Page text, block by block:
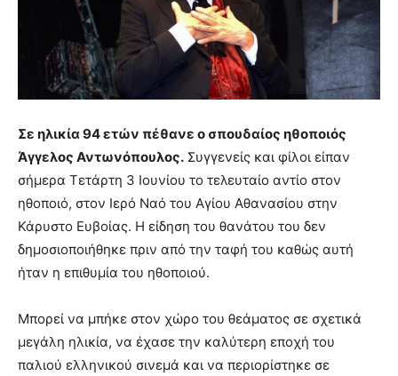
Σε ηλικία 94 ετών πέθανε ο σπουδαίος ηθοποιός
Άγγελος Αντωνόπουλος. Συγγενείς και φίλοι είπαν
σήμερα Τετάρτη 3 Ιουνίου το τελευταίο αντίο στον
ηθοποιό, στον Ιερό Ναό του Αγίου Αθανασίου στην
Κάρυστο Ευβοίας. Η είδηση του θανάτου του δεν
δημοσιοποιήθηκε πριν από την ταφή του καθώς αυτή
ήταν η επιθυμία του ηθοποιού.
Μπορεί να μπήκε στον χώρο του θεάματος σε σχετικά
μεγάλη ηλικία, να έχασε την καλύτερη εποχή του
παλιού ελληνικού σινεμά και να περιορίστηκε σε